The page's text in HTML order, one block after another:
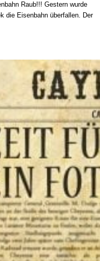
Raub!!! Gestern wurde
die Eisenbahn überfallen. Der